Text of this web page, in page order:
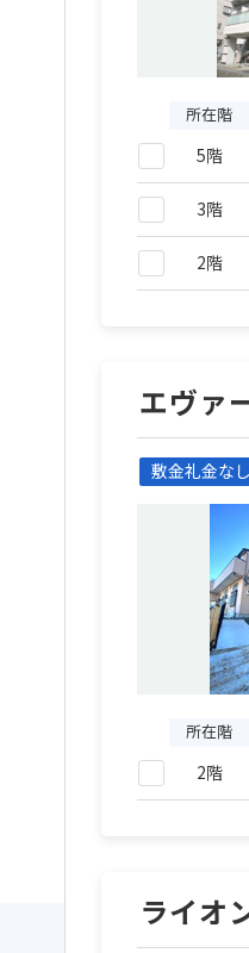
所在階
5階
3階
2階
エヴァ
敷金礼金なし
所在階
2階
ライオ